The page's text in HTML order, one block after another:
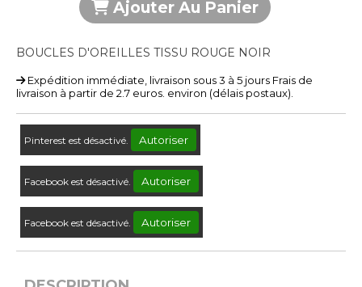
Ajouter Au Panier
BOUCLES D'OREILLES TISSU ROUGE NOIR
Expédition immédiate, livraison sous 3 à 5 jours Frais de
livraison à partir de 2.7 euros. environ (délais postaux).
Pinterest est désactivé. Autoriser
Facebook est désactivé. Autoriser
Facebook est désactivé. Autoriser